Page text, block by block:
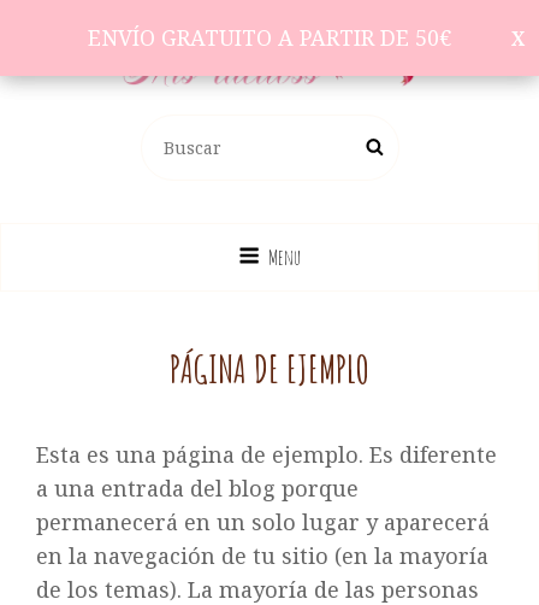
ENVÍO GRATUITO A PARTIR DE 50€
Menu
PÁGINA DE EJEMPLO
Esta es una página de ejemplo. Es diferente
a una entrada del blog porque
permanecerá en un solo lugar y aparecerá
en la navegación de tu sitio (en la mayoría
de los temas). La mayoría de las personas
ENVÍO GRATUITO A PARTIR DE 50€